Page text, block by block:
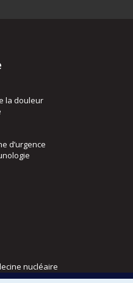
la douleur
d’urgence
nucléaire